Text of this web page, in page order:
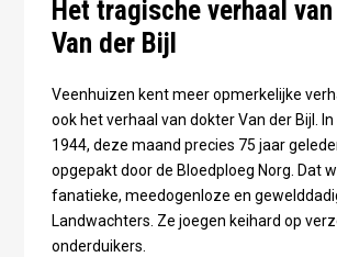
Het tragische verhaal
Van der Bijl
Veenhuizen kent meer opmerkelijke
ook het verhaal van dokter Van der Bijl.
1944, deze maand precies 75 jaar
opgepakt door de Bloedploeg Norg. Dat
fanatieke, meedogenloze en
Landwachters. Ze joegen keihard op
onderduikers.